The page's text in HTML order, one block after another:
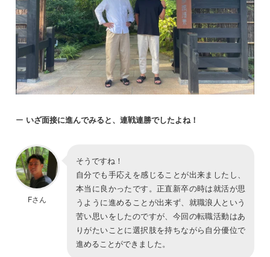
ー いざ面接に進んでみると、連戦連勝でしたよね！
Fさん
そうですね！
自分でも手応えを感じることが出来ましたし、
本当に良かったです。正直新卒の時は就活が思
うように進めることが出来ず、就職浪人という
苦い思いをしたのですが、今回の転職活動はあ
りがたいことに選択肢を持ちながら自分優位で
進めることができました。